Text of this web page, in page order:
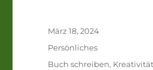
Veröffentlicht
am
März 18, 2024
Kategorien
Persönliches
Schlagwörter
Buch schreiben, Kreativität